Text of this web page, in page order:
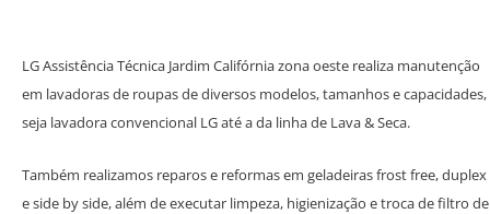
LG Assistência Técnica Jardim Califórnia zona oeste realiza manutenção
em lavadoras de roupas de diversos modelos, tamanhos e capacidades,
seja lavadora convencional LG até a da linha de Lava & Seca.
Também realizamos reparos e reformas em geladeiras frost free, duplex
e side by side, além de executar limpeza, higienização e troca de filtro de